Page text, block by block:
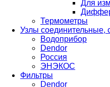
Для
Термометры
Узлы
Водоприбор
Dendor
Россия
ЭНЭКОС
Фильтры
Dendor